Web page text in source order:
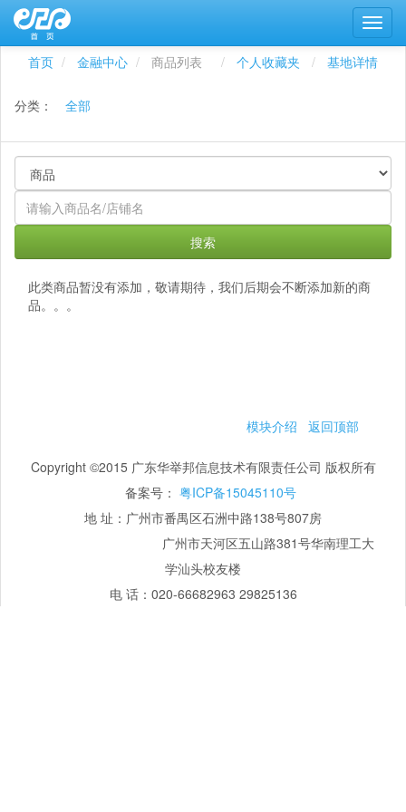
首页 金融中心 商品列表 基地详情
个人收藏夹
分类： 全部
搜索
此类商品暂没有添加，敬请期待，我们后期会不断添加新的商
品。。。
模块介绍 返回顶部
Copyright ©2015 广东华举邦信息技术有限责任公司 版权所有
备案号： 粤ICP备15045110号
地 址：广州市番禺区石洲中路138号807房
广州市天河区五山路381号华南理工大
学汕头校友楼
电 话：020-66682963 29825136